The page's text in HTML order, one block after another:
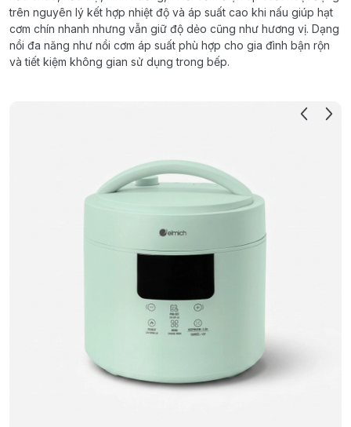
trên nguyên lý kết hợp nhiệt độ và áp suất cao khi nấu giúp hạt
cơm chín nhanh nhưng vẫn giữ độ dẻo cũng như hương vị. Dạng
nồi đa năng như nồi cơm áp suất phù hợp cho gia đình bận rộn
và tiết kiệm không gian sử dụng trong bếp.